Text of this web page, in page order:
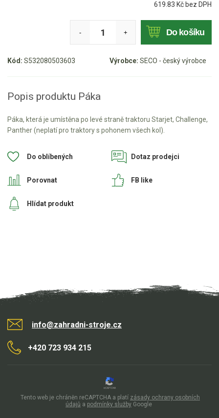
Benzínové křovinořezy a vyžínače
Benzínové pily
Aku pily
Elektrické pily
Jednoruční pily
Štípačka na dřevo
VARI
VARI malotraktory
Sněhové frézy
Kód: S532080503603 Výrobce: SECO - český výrobce
619.83 Kč bez DPH
- + Do košíku
Popis produktu Páka
Páka, která je umístěna po levé straně traktoru Starjet, Challenge,
Panther (neplatí pro traktory s pohonem všech kol).
Do oblíbených
Porovnat
Dotaz prodejci
Hlídat produkt
FB like
info@zahradni-stroje.cz
+420 723 934 215
Tento web je chráněn reCAPTCHA a platí zásady ochrany osobních
údajů a podmínky služby Google